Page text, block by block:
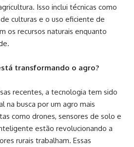
Isso inclui técnicas como
culturas e o uso eficiente de
os recursos naturais enquanto
transformando o agro?
recentes, a tecnologia tem sido
na busca por um agro mais
como drones, sensores de solo e
estão revolucionando a
rurais trabalham. Essas